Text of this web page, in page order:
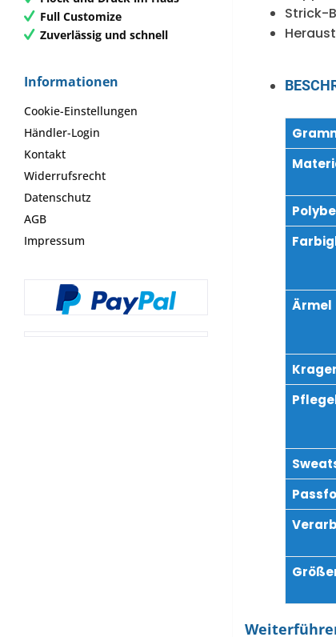
Full Customize
Zuverlässig und schnell
Informationen
Cookie-Einstellungen
Händler-Login
Kontakt
Widerrufsrecht
Datenschutz
AGB
Impressum
Strick-
Ärmel